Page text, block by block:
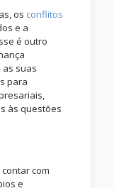
os conflitos
e a
é outro
suas
para
às questões
com
e